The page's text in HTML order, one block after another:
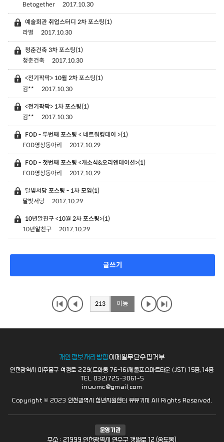
Betogether
2017.10.30
예술회관 취업스터디 2차 포스팅(1)
라별
2017.10.30
청춘건축 3차 포스팅(1)
청춘건축
2017.10.30
<전기팍팍> 10월 2차 포스팅(1)
김**
2017.10.30
<전기팍팍> 1차 포스팅(1)
김**
2017.10.30
FOD - 두번째 포스팅 < 네트워킹데이 >(1)
FOD영상동아리
2017.10.29
FOD - 첫번째 포스팅 <개소식&오리엔테이션>(1)
FOD영상동아리
2017.10.29
달빛서당 포스팅 - 1차 모임(1)
달빛서당
2017.10.29
10년알친구 <10월 2차 포스팅>(1)
10년알친구
2017.10.29
글쓰기
개인정보처리방침 이메일무단수집거부
인천광역시 미추홀구 석정로 229(도화동 76-16)제물포스마트타운 (JST) 15층, 14층
TEL 032)725-3061~5
inuumc@gmail.com
Copyright © 2023 인천광역시 청년지원센터 유유기지 All Rights Reserved.
운영기관
주소 : 21999 인천광역시 연수구 갯벌로 12 (송도동)